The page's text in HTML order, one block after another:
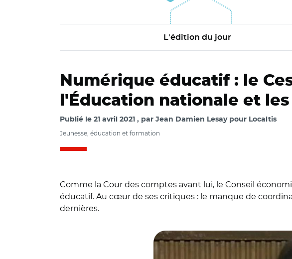
L'édition du jour
Numérique éducatif : le
l'Éducation nationale et
Publié le 21 avril 2021 par Jean Damien Lesay pour Localtis
Jeunesse, éducation et formation
Comme la Cour des comptes avant lui, le Conseil
éducatif. Au cœur de ses critiques : le manque de
dernières.